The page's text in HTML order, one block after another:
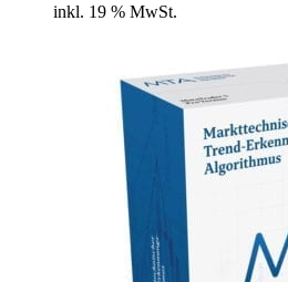
inkl. 19 % MwSt.